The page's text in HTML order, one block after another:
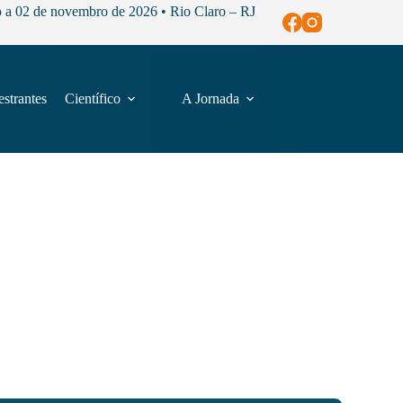
a 02 de novembro de 2026 • Rio Claro – RJ
Científico A Jornada